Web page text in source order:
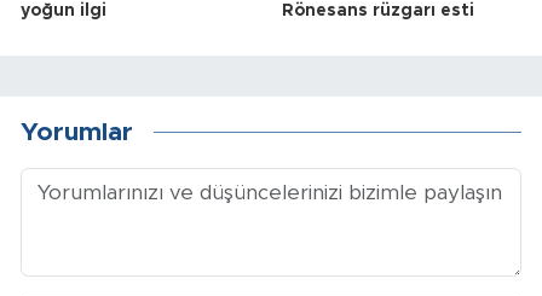
yoğun ilgi
Rönesans rüzgarı esti
Yorumlar